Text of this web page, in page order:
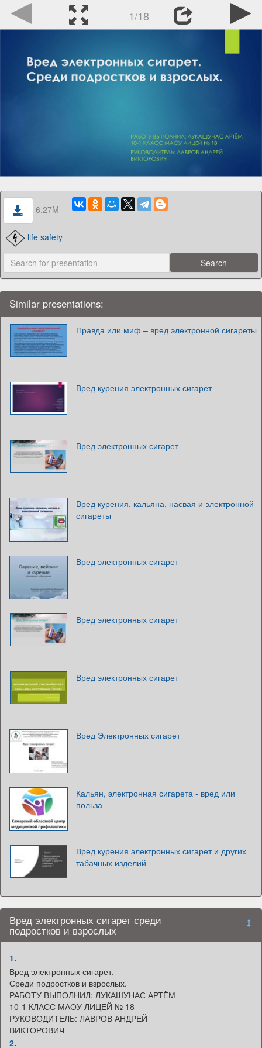
1/18
6.27M
life safety
Similar presentations:
Правда или миф – вред электронной сигареты
Вред курения электронных сигарет
Вред электронных сигарет
Вред курения, кальяна, насвая и электронной
сигареты
Вред электронных сигарет
Вред электронных сигарет
Вред электронных сигарет
Вред Электронных сигарет
Кальян, электронная сигарета - вред или
польза
Вред курения электронных сигарет и других
табачных изделий
Вред электронных сигарет среди
подростков и взрослых
1.
Вред электронных сигарет.
Среди подростков и взрослых.
РАБОТУ ВЫПОЛНИЛ: ЛУКАШУНАС АРТЁМ
10-1 КЛАСС МАОУ ЛИЦЕЙ № 18
РУКОВОДИТЕЛЬ: ЛАВРОВ АНДРЕЙ
ВИКТОРОВИЧ
2.